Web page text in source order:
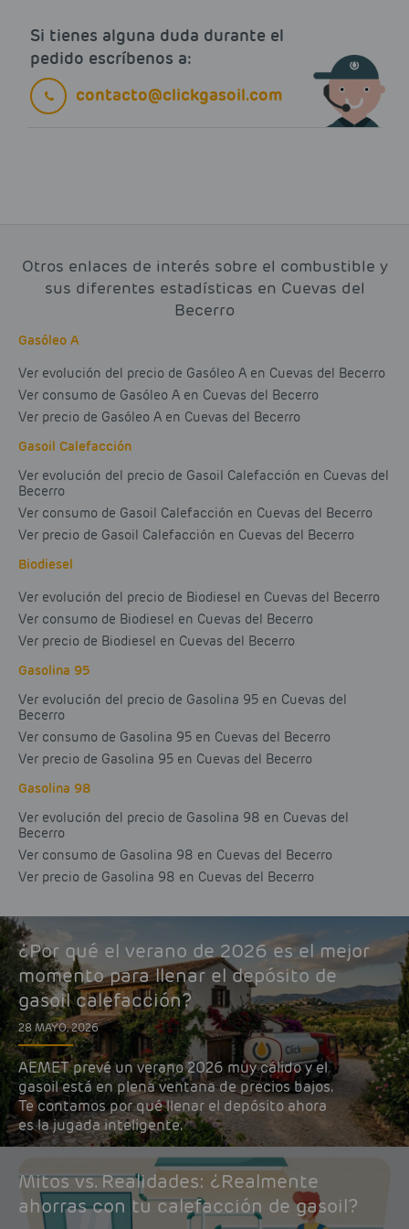
Si tienes alguna duda durante el
pedido escríbenos a:
contacto@clickgasoil.com
Otros enlaces de interés sobre el combustible y
sus diferentes estadísticas en Cuevas del
Becerro
Gasóleo A
Ver evolución del precio de Gasóleo A en Cuevas del Becerro
Ver consumo de Gasóleo A en Cuevas del Becerro
Ver precio de Gasóleo A en Cuevas del Becerro
Gasoil Calefacción
Ver evolución del precio de Gasoil Calefacción en Cuevas del
Becerro
Ver consumo de Gasoil Calefacción en Cuevas del Becerro
Ver precio de Gasoil Calefacción en Cuevas del Becerro
Biodiesel
Ver evolución del precio de Biodiesel en Cuevas del Becerro
Ver consumo de Biodiesel en Cuevas del Becerro
Ver precio de Biodiesel en Cuevas del Becerro
Gasolina 95
Ver evolución del precio de Gasolina 95 en Cuevas del
Becerro
Ver consumo de Gasolina 95 en Cuevas del Becerro
Ver precio de Gasolina 95 en Cuevas del Becerro
Gasolina 98
Ver evolución del precio de Gasolina 98 en Cuevas del
Becerro
Ver consumo de Gasolina 98 en Cuevas del Becerro
Ver precio de Gasolina 98 en Cuevas del Becerro
¿Por qué el verano de 2026 es el mejor
momento para llenar el depósito de
gasoil calefacción?
28 MAYO, 2026
AEMET prevé un verano 2026 muy cálido y el
gasoil está en plena ventana de precios bajos.
Te contamos por qué llenar el depósito ahora
es la jugada inteligente.
Mitos vs. Realidades: ¿Realmente
ahorras con tu calefacción de gasoil?